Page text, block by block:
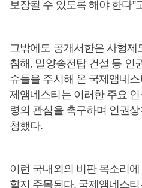
보장될 수 있도록 해야 한다”
그밖에도 공개서한은 사형제
침해, 밀양송전탑 건설 등 인
슈들을 주시해 온 국제앰네
제앰네스티는 이러한 주요
령의 관심을 촉구하며 인권
청했다.
이런 국내외의 비판 목소리
할지 주목된다. 국제앰네스